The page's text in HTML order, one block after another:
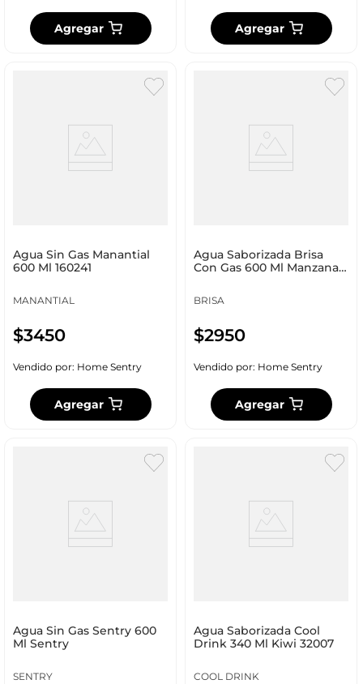
Agregar Agregar
Agua Sin Gas Manantial
600 Ml 160241
MANANTIAL
$3450
Vendido por: Home Sentry
Agregar
Agua Saborizada Brisa
Con Gas 600 Ml Manzana
BRISA
$2950
Vendido por: Home Sentry
Agregar
Agua Sin Gas Sentry 600
Ml Sentry
SENTRY
Agua Saborizada Cool
Drink 340 Ml Kiwi 32007
COOL DRINK